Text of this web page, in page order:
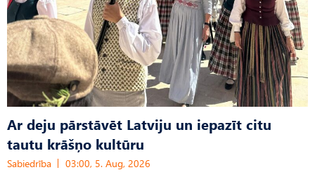
Ar deju pārstāvēt Latviju un iepazīt citu
tautu krāšņo kultūru
Sabiedrība 03:00, 5. Aug, 2026